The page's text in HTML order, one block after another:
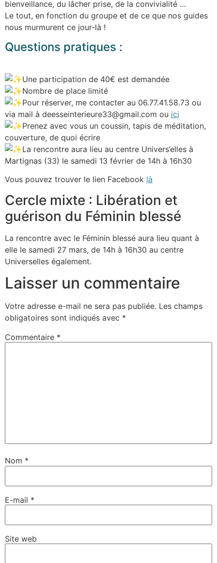
bienveillance, du lâcher prise, de la convivialité …
Le tout, en fonction du groupe et de ce que nos guides
nous murmurent ce jour-là !
Questions pratiques :
Une participation de 40€ est demandée
Nombre de place limité
Pour réserver, me contacter au 06.77.41.58.73 ou
via mail à deesseinterieure33@gmail.com ou ici
Prenez avec vous un coussin, tapis de méditation,
couverture, de quoi écrire
La rencontre aura lieu au centre Univers’elles à
Martignas (33) le samedi 13 février de 14h à 16h30
Vous pouvez trouver le lien Facebook là
Cercle mixte : Libération et
guérison du Féminin blessé
La rencontre avec le Féminin blessé aura lieu quant à
elle le samedi 27 mars, de 14h à 16h30 au centre
Universelles également.
Laisser un commentaire
Votre adresse e-mail ne sera pas publiée. Les champs
obligatoires sont indiqués avec *
Commentaire *
Nom *
E-mail *
Site web